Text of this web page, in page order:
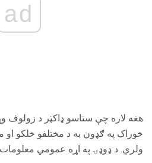
ad
هغه لاره چې ستاسو ډاکټر د زولوف
خوراک په ګډون به د مختلفو خلکو او
ولري. د ډوډۍ په اړه عمومي